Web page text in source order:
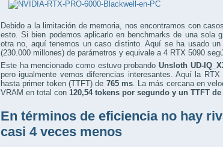
Debido a la limitación de memoria, nos encontramos con
esto. Si bien podemos aplicarlo en benchmarks de una sola
otra no, aquí tenemos un caso distinto. Aquí se ha usado
(230.000 millones) de parámetros y equivale a 4 RTX 5090
Este ha mencionado como estuvo probando Unsloth UD-
pero igualmente vemos diferencias interesantes. Aquí la
hasta primer token (TTFT) de 765 ms. La más cercana en
VRAM en total con 120,54 tokens por segundo y un TTFT de
En términos de eficiencia no hay
casi 4 veces menos